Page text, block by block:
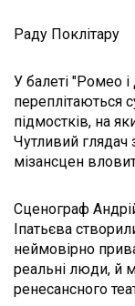
Раду Поклітару
У балеті "Ромео
переплітаються
підмостків, на
Чутливий глядач
мізансцен
Сценограф
Іпатьєва
неймовірно
реальні люди, й
ренесансного